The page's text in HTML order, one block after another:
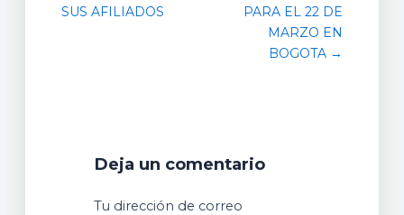
SUS AFILIADOS
PARA EL 22 DE
MARZO EN
BOGOTA →
Deja un comentario
Tu dirección de correo